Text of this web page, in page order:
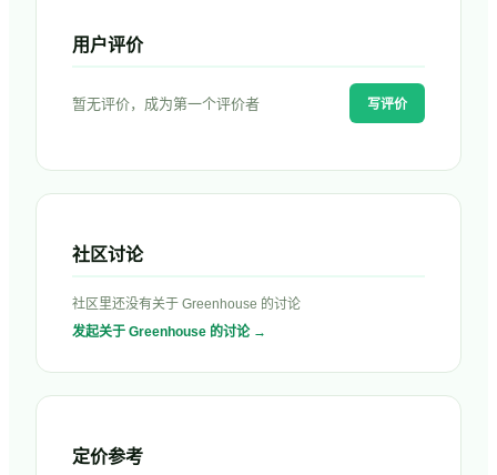
用户评价
暂无评价，成为第一个评价者 写评价
社区讨论
社区里还没有关于 Greenhouse 的讨论
发起关于 Greenhouse 的讨论 →
定价参考